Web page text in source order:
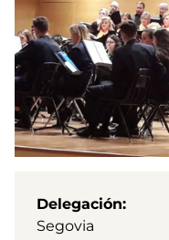
Delegación
Segovia